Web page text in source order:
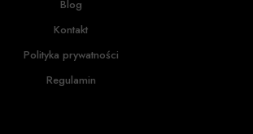
Blog
Kontakt
Polityka prywatności
Regulamin